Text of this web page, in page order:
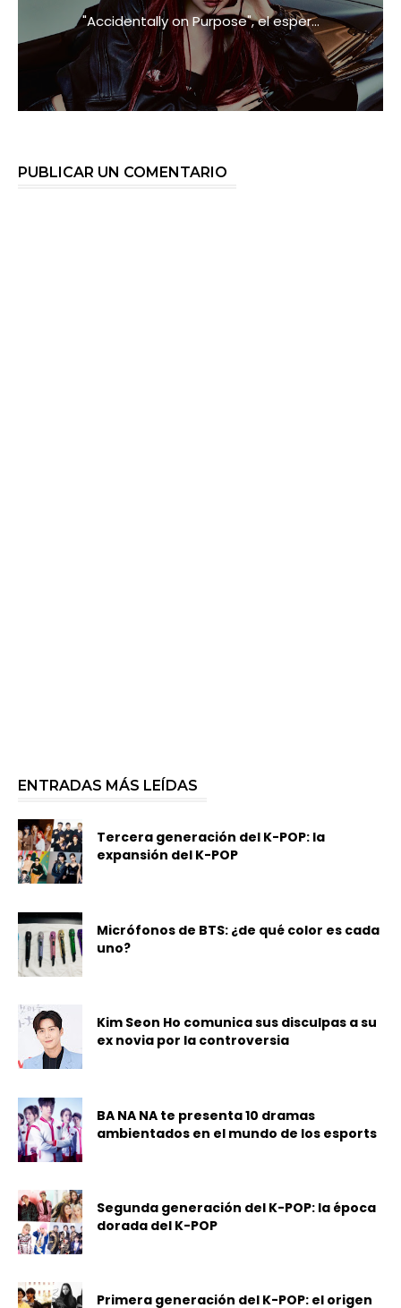
"Accidentally on Purpose", el esper...
PUBLICAR UN COMENTARIO
ENTRADAS MÁS LEÍDAS
Tercera generación del K-POP: la
expansión del K-POP
Micrófonos de BTS: ¿de qué color es cada
uno?
Kim Seon Ho comunica sus disculpas a su
ex novia por la controversia
BA NA NA te presenta 10 dramas
ambientados en el mundo de los esports
Segunda generación del K-POP: la época
dorada del K-POP
Primera generación del K-POP: el origen